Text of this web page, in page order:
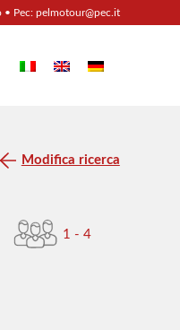
• Pec: pelmotour@pec.it
1 - 4
Modifica ricerca